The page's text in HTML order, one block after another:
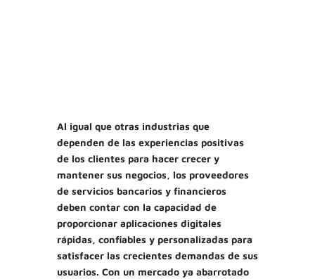
Al igual que otras industrias que
dependen de las experiencias positivas
de los clientes para hacer crecer y
mantener sus negocios, los proveedores
de servicios bancarios y financieros
deben contar con la capacidad de
proporcionar aplicaciones digitales
rápidas, confiables y personalizadas para
satisfacer las crecientes demandas de sus
usuarios. Con un mercado ya abarrotado